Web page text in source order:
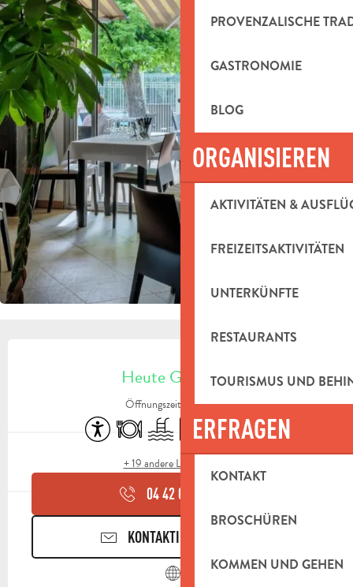
PROVENZALISCHE
GASTRONOMIE
BLOG
ORGANISIEREN
AKTIVITÄTEN &
FREIZEITSAKTIVITÄTEN
UNTERKÜNFTE
RESTAURANTS
TOURISMUS UND
ERFRAGEN
KONTAKT
BROSCHÜREN
KOMMEN UND GEHEN
ÖFFNUNGSZEITEN &
Heute Geöffnet
Öffnungszeiten ansehen
Zugänglichkeit
RestaurantSchwimmbad
ParkplatzVersammlungsraum
Terrasse
+ 19 andere Leistung(en)
04 42 04 55
KONTAKTIEREN SIE UNS